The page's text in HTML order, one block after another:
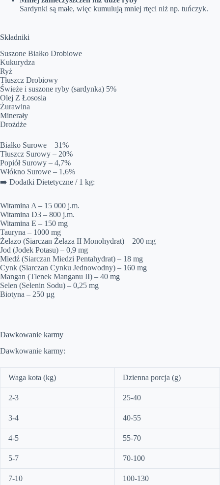
Sardynki są małe, więc kumulują mniej rtęci niż np. tuńczyk.
Składniki
Suszone Białko Drobiowe
Kukurydza
Ryż
Tłuszcz Drobiowy
Świeże i suszone ryby (sardynka) 5%
Olej Z Łososia
Żurawina
Minerały
Drożdże
Białko Surowe – 31%
Tłuszcz Surowy – 20%
Popiół Surowy – 4,7%
Włókno Surowe – 1,6%
➡️ Dodatki Dietetyczne / 1 kg:
Witamina A – 15 000 j.m.
Witamina D3 – 800 j.m.
Witamina E – 150 mg
Tauryna – 1000 mg
Żelazo (Siarczan Żelaza II Monohydrat) – 200 mg
Jod (Jodek Potasu) – 0,9 mg
Miedź (Siarczan Miedzi Pentahydrat) – 18 mg
Cynk (Siarczan Cynku Jednowodny) – 160 mg
Mangan (Tlenek Manganu II) – 40 mg
Selen (Selenin Sodu) – 0,25 mg
Biotyna – 250 µg
Dawkowanie karmy
Dawkowanie karmy:
Waga kota (kg) Dzienna porcja (g)
2-3 25-40
3-4 40-55
4-5 55-70
5-7 70-100
7-10 100-130